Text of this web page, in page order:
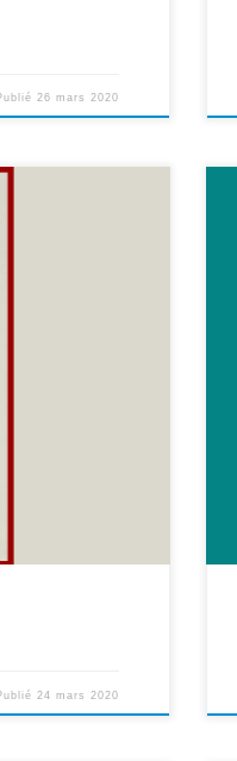
26 mars 2020
sur les liens
:
:
24 mars 2020